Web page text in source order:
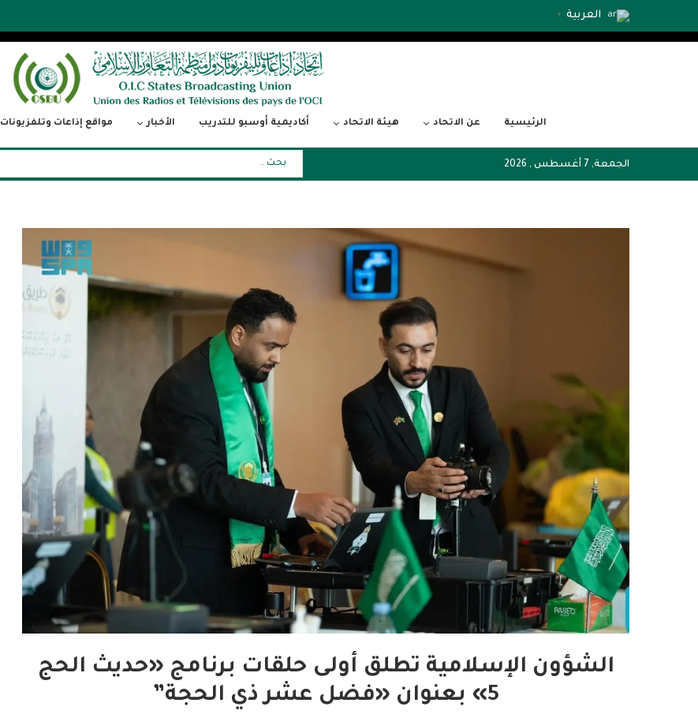
العربية ▼
الرئيسية عن الاتحاد هيئة الاتحاد أكاديمية أوسبو للتدريب الأخبار مواقع إذاعات وتلفزيونات
الجمعة, 7 أغسطس , 2026
الشؤون الإسلامية تطلق أولى حلقات برنامج «حديث الحج
5» بعنوان «فضل عشر ذي الحجة”